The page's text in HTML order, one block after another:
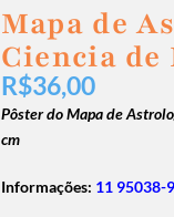
Mapa de
Ciencia
R$36,00
Pôster do Mapa de
cm
Informações: 11 95038-